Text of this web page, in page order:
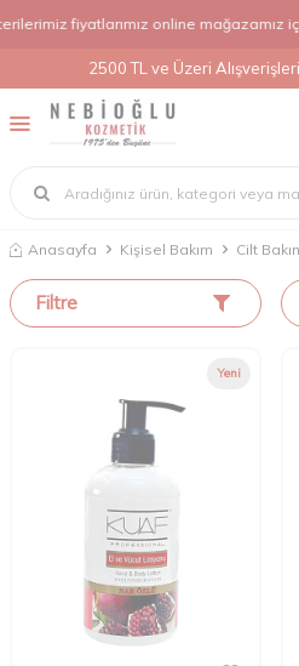
fiyatlarımız online mağazamız için
2500 TL ve Üzeri
Anasayfa Kişisel Bakım Cilt
Filtre
Yeni